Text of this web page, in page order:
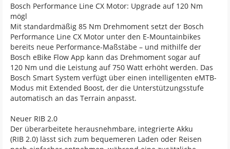
Bosch Performance Line CX Motor: Upgrade auf 120 Nm
mögl
Mit standardmäßig 85 Nm Drehmoment setzt der Bosch
Performance Line CX Motor unter den E-Mountainbikes
bereits neue Performance-Maßstäbe – und mithilfe der
Bosch eBike Flow App kann das Drehmoment sogar auf
120 Nm und die Leistung auf 750 Watt erhöht werden. Das
Bosch Smart System verfügt über einen intelligenten eMTB-
Modus mit Extended Boost, der die Unterstützungsstufe
automatisch an das Terrain anpasst.
Neuer RIB 2.0
Der überarbeitete herausnehmbare, integrierte Akku
(RIB 2.0) lässt sich zum bequemeren Laden oder Reisen